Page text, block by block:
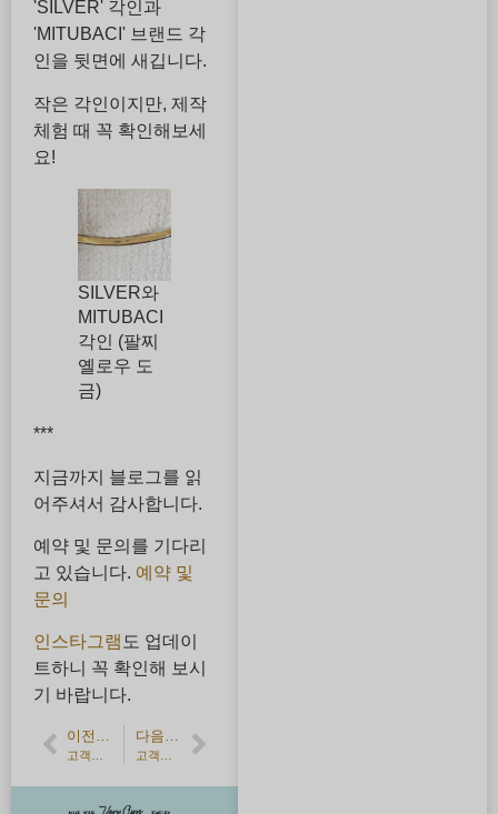
'SILVER' 각인과
'MITUBACI' 브랜드 각
인을 뒷면에 새깁니다.
작은 각인이지만, 제작
체험 때 꼭 확인해보세
요!
SILVER와
MITUBACI
각인 (팔찌
옐로우 도
금)
***
지금까지 블로그를 읽
어주셔서 감사합니다.
예약 및 문의를 기다리
고 있습니다. 예약 및
문의
인스타그램 도 업데이
트하니 꼭 확인해 보시
기 바랍니다.